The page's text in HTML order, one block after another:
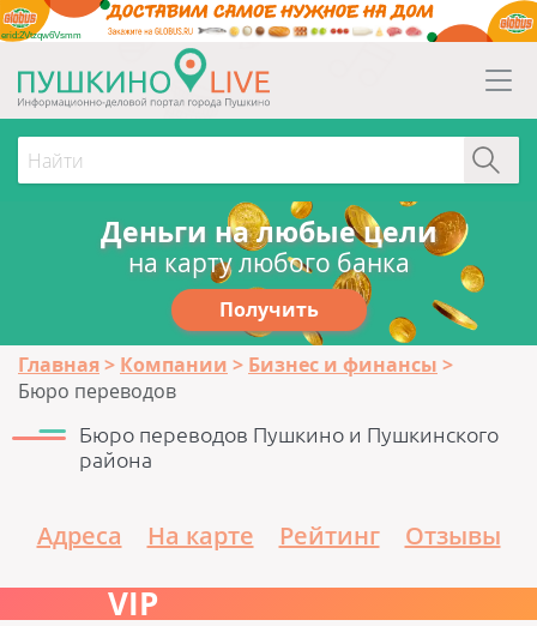
erid:2Vtzqw6Vsmm
Деньги на любые цели
на карту любого банка
Получить
Главная Компании
Бизнес и финансы
Бюро переводов
Бюро переводов Пушкино и Пушкинского
района
Адреса На карте Рейтинг Отзывы
VIP